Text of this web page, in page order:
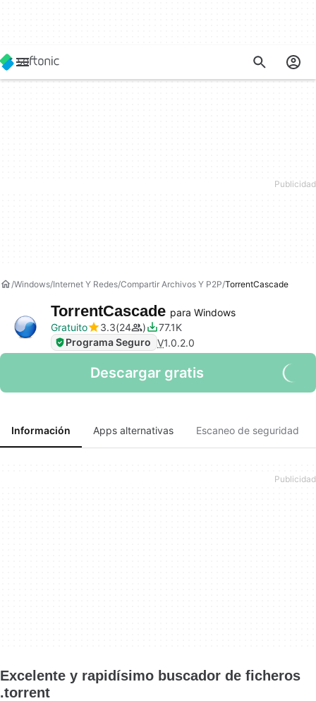
Windows Internet Y Redes Compartir Archivos Y P2P TorrentCascade
TorrentCascade para Windows
Gratuito
3.3 24
77.1K
Programa Seguro V1.0.2.0
Descargar gratis
Información Apps alternativas Escaneo de seguridad
Excelente y rapidísimo buscador de ficheros
.torrent